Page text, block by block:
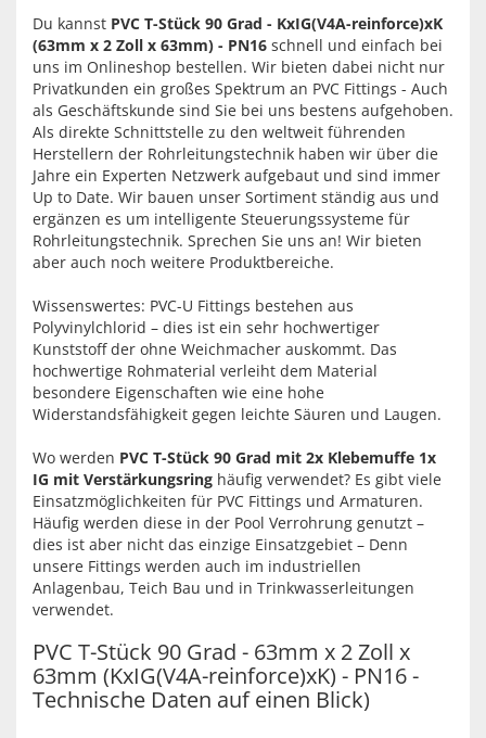
Du kannst PVC T-Stück 90 Grad - KxIG(V4A-reinforce)xK
(63mm x 2 Zoll x 63mm) - PN16 schnell und einfach bei
uns im Onlineshop bestellen. Wir bieten dabei nicht nur
Privatkunden ein großes Spektrum an PVC Fittings - Auch
als Geschäftskunde sind Sie bei uns bestens aufgehoben.
Als direkte Schnittstelle zu den weltweit führenden
Herstellern der Rohrleitungstechnik haben wir über die
Jahre ein Experten Netzwerk aufgebaut und sind immer
Up to Date. Wir bauen unser Sortiment ständig aus und
ergänzen es um intelligente Steuerungssysteme für
Rohrleitungstechnik. Sprechen Sie uns an! Wir bieten
aber auch noch weitere Produktbereiche.
Wissenswertes: PVC-U Fittings bestehen aus
Polyvinylchlorid – dies ist ein sehr hochwertiger
Kunststoff der ohne Weichmacher auskommt. Das
hochwertige Rohmaterial verleiht dem Material
besondere Eigenschaften wie eine hohe
Widerstandsfähigkeit gegen leichte Säuren und Laugen.
Wo werden PVC T-Stück 90 Grad mit 2x Klebemuffe 1x
IG mit Verstärkungsring häufig verwendet? Es gibt viele
Einsatzmöglichkeiten für PVC Fittings und Armaturen.
Häufig werden diese in der Pool Verrohrung genutzt –
dies ist aber nicht das einzige Einsatzgebiet – Denn
unsere Fittings werden auch im industriellen
Anlagenbau, Teich Bau und in Trinkwasserleitungen
verwendet.
PVC T-Stück 90 Grad - 63mm x 2 Zoll x
63mm (KxIG(V4A-reinforce)xK) - PN16 -
Technische Daten auf einen Blick)